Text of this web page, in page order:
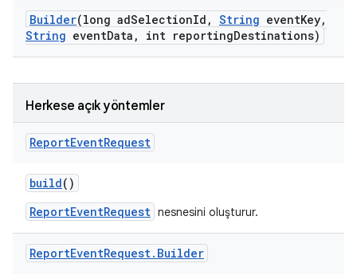
Builder(long adSelectionId , String eventKey,
String eventData , int reportingDestinations)
Herkese açık yöntemler
ReportEventRequest
build()
ReportEventRequest nesnesini oluşturur.
ReportEventRequest. Builder